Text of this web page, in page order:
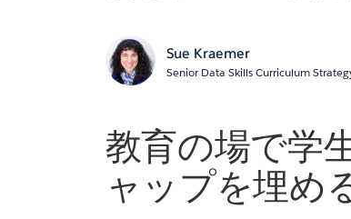
Sue Kraemer
Senior Data Skills Curriculum
教育の場で学
ャップを埋め